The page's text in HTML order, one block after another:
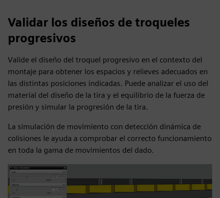
Validar los diseños de troqueles
progresivos
Valide el diseño del troquel progresivo en el contexto del
montaje para obtener los espacios y relieves adecuados en
las distintas posiciones indicadas. Puede analizar el uso del
material del diseño de la tira y el equilibrio de la fuerza de
presión y simular la progresión de la tira.
La simulación de movimiento con detección dinámica de
colisiones le ayuda a comprobar el correcto funcionamiento
en toda la gama de movimientos del dado.